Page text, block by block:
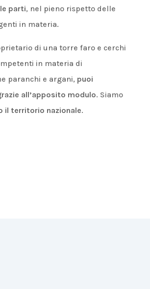
parti, nel pieno rispetto delle
in materia.
di una torre faro e cerchi
in materia di
paranchi e argani, puoi
all’apposito modulo. Siamo
il territorio nazionale.